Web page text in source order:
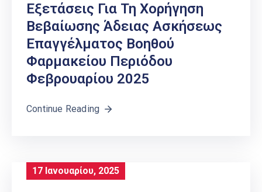
Εξετάσεις Για Τη Χορήγηση
Βεβαίωσης Άδειας Ασκήσεως
Επαγγέλματος Βοηθού
Φαρμακείου Περιόδου
Φεβρουαρίου 2025
Continue Reading
17 Ιανουαρίου, 2025